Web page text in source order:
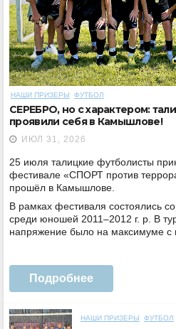
НАШИ ПРИЗЕРЫ ФУТБОЛ
СЕРЕБРО, но с характером:
проявили себя в Камышлове!
ИЮЛ 31, 2026
25 июля талицкие футболисты
фестивале «СПОРТ против
прошёл в Камышлове.
В рамках фестиваля состоялись
среди юношей 2011–2012 г. р. В
напряжение было на максимуме с
Подробнее
НАШИ ПРИЗЕРЫ ФУТБОЛ